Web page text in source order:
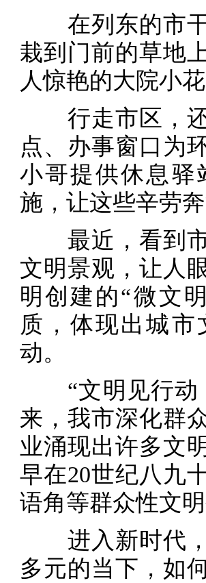
在列东的市干
栽到门前的草地
人惊艳的大院小花
行走市区，还
点、办事窗口为
小哥提供休息驿
施，让这些辛劳
最近，看到市
文明景观，让人
明创建的“微文
质，体现出城
动。
“文明见行动
来，我市深化群
业涌现出许多文
早在20世纪八九
语角等群众性文
进入新时代，
多元的当下，如